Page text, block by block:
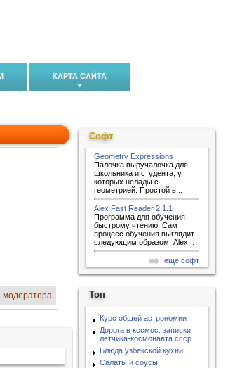
КАРТА САЙТА
модератора
Софт
Geometry Expressions
Палочка выручалочка для
школьника и студента, у
которых нелады с
геометрией. Простой в...
Alex Fast Reader 2.1.1
Программа для обучения
быстрому чтению. Сам
процесс обучения выглядит
следующим образом: Alex...
еще софт
Топ
Курс общей астрономии
Дорога в космос. записки
летчика-космонавта ссср
Блюда узбекской кухни
Салаты и соусы